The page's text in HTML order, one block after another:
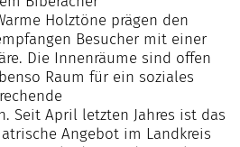
Holztöne prägen den
Besucher mit einer
Die Innenräume sind offen
Raum für ein soziales
Seit April letzten Jahres ist das
Angebot im Landkreis